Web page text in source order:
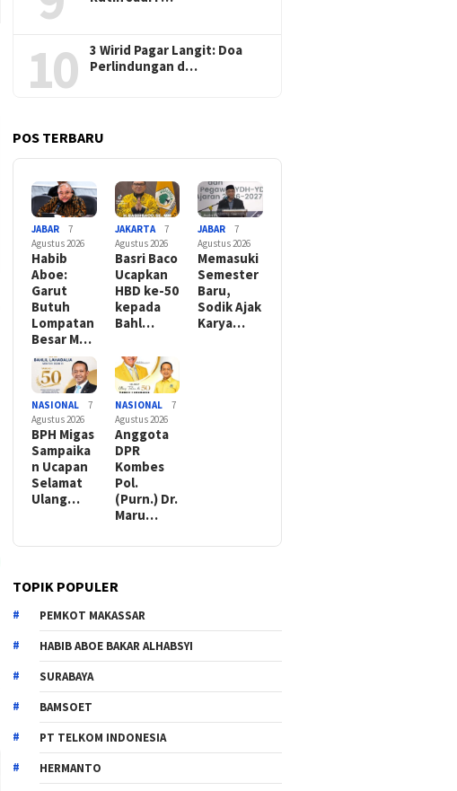
10
3 Wirid Pagar Langit: Doa
Perlindungan d…
POS TERBARU
JABAR
7
Agustus 2026
Habib
Aboe:
Garut
Butuh
Lompatan
Besar M…
JAKARTA
7
Agustus 2026
Basri Baco
Ucapkan
HBD ke-50
kepada
Bahl…
JABAR
7
Agustus 2026
Memasuki
Semester
Baru,
Sodik Ajak
Karya…
NASIONAL
7
Agustus 2026
BPH Migas
Sampaika
n Ucapan
Selamat
Ulang…
NASIONAL
7
Agustus 2026
Anggota
DPR
Kombes
Pol.
(Purn.) Dr.
Maru…
TOPIK POPULER
PEMKOT MAKASSAR
HABIB ABOE BAKAR ALHABSYI
SURABAYA
BAMSOET
PT TELKOM INDONESIA
HERMANTO